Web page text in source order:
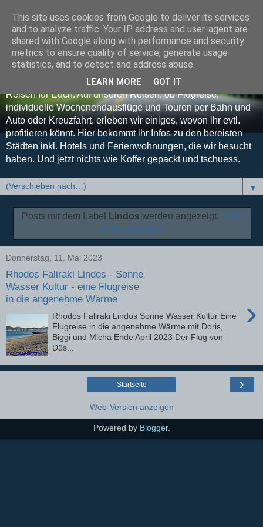
Koffer gepackt und
tschuess
Euer Reise-Blog - Unsere Erfahrungen, Tipps und Tricks auf
Reisen für Euch. Auf unseren Reisen, ob Flugreise,
individuelle Wochenendausflüge und Touren per Bahn und
Auto oder Kreuzfahrt, erleben wir einiges, wovon ihr evtl.
profitieren könnt. Hier bekommt ihr Infos zu den bereisten
Städten inkl. Hotels und Ferienwohnungen, die wir besucht
haben. Und jetzt nichts wie Koffer gepackt und tschuess.
▼
Posts mit dem Label Lindos werden angezeigt.
Alle
Posts anzeigen
Donnerstag, 11. Mai 2023
Rhodos Faliraki Lindos - Sonne
Wasser Kultur - eine Flugreise
in die angenehme Wärme
›
Rhodos Faliraki Lindos Sonne Wasser Kultur Eine
Flugreise in die angenehme Wärme mit Doris,
Biggi und Micha Ende April 2023 Der Flug von
Düs...
›
Startseite
Web-Version anzeigen
Powered by Blogger.
This site uses cookies from Google to deliver its services
and to analyze traffic. Your IP address and user-agent are
shared with Google along with performance and security
metrics to ensure quality of service, generate usage
statistics, and to detect and address abuse.
LEARN MORE GOT IT